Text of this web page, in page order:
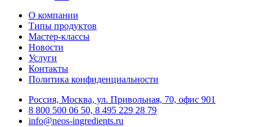
О компании
Типы продуктов
Мастер-классы
Новости
Услуги
Контакты
Политика конфиденциальности
Россия, Москва, ул. Привольная, 70, офис 901
8 800 500 06 50, 8 495 229 28 79
info@neos-ingredients.ru